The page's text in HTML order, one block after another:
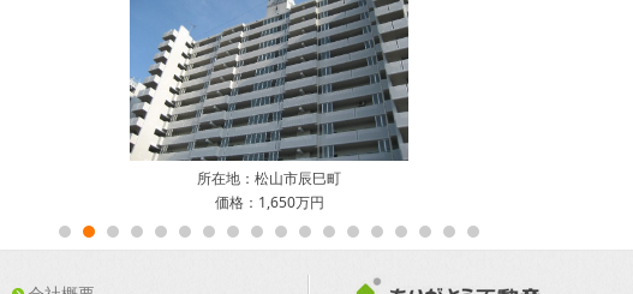
所在地：松山市辰巳町
価格：1,650万円